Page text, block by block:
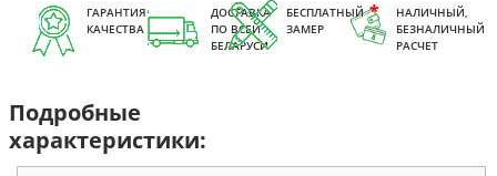
ГАРАНТИЯ
КАЧЕСТВА
ДОСТАВКА
ПО ВСЕЙ
БЕЛАРУСИ
БЕСПЛАТНЫЙ
ЗАМЕР
НАЛИЧНЫЙ,
БЕЗНАЛИЧНЫЙ
РАСЧЕТ
Подробные
характеристики: